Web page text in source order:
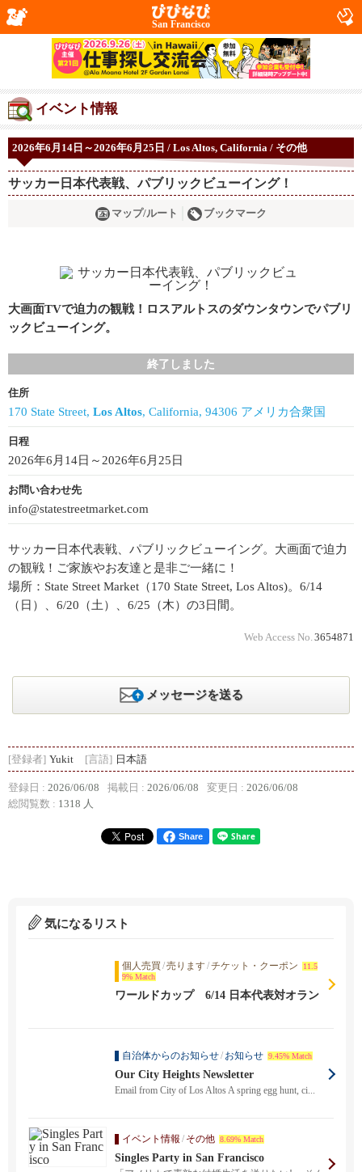
San Francisco
イベント情報
2026年6月14日～2026年6月25日 / Los Altos, California / その他
サッカー日本代表戦、パブリックビューイング！
マップ/ルート ブックマーク
大画面TVで迫力の観戦！ロスアルトスのダウンタウンでパブリ
ックビューイング。
終了しました
住所
170 State Street, Los Altos, California, 94306 アメリカ合衆国
日程
2026年6月14日～2026年6月25日
お問い合わせ先
info@statestreetmarket.com
サッカー日本代表戦、パブリックビューイング。大画面で迫力
の観戦！ご家族やお友達と是非ご一緒に！
場所：State Street Market（170 State Street, Los Altos)。6/14
（日）、6/20（土）、6/25（木）の3日間。
Web Access No. 3654871
メッセージを送る
[登録者] Yukit [言語] 日本語
登録日 : 2026/06/08 掲載日 : 2026/06/08 変更日 : 2026/06/08
総閲覧数 : 1318 人
Share
気になるリスト
個人売買 /売ります/チケット・クーポン
11.5
9% Match
ワールドカップ 6/14 日本代表対オラン
自治体からのお知らせ/ お知らせ 9.45% Match
Our City Heights Newsletter
Email from City of Los Altos A spring egg hunt, ci...
イベント情報 / その他 8.69% Match
Singles Party in San Francisco